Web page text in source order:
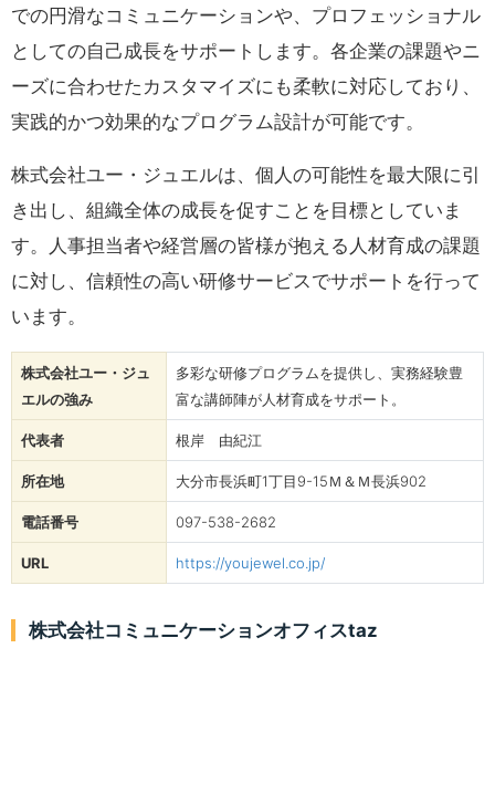
での円滑なコミュニケーションや、プロフェッショナル
としての自己成長をサポートします。各企業の課題やニ
ーズに合わせたカスタマイズにも柔軟に対応しており、
実践的かつ効果的なプログラム設計が可能です。
株式会社ユー・ジュエルは、個人の可能性を最大限に引
き出し、組織全体の成長を促すことを目標としていま
す。人事担当者や経営層の皆様が抱える人材育成の課題
に対し、信頼性の高い研修サービスでサポートを行って
います。
株式会社ユー・ジュ
エルの強み
多彩な研修プログラムを提供し、実務経験豊
富な講師陣が人材育成をサポート。
代表者 根岸 由紀江
所在地 大分市長浜町1丁目9-15Ｍ＆Ｍ長浜902
電話番号 097-538-2682
URL https://youjewel.co.jp/
株式会社コミュニケーションオフィスtaz